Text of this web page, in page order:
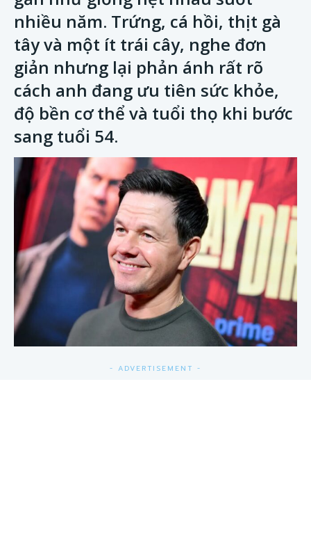
nhiều năm. Trứng, cá hồi, thịt gà
tây và một ít trái cây, nghe đơn
giản nhưng lại phản ánh rất rõ
cách anh đang ưu tiên sức khỏe,
độ bền cơ thể và tuổi thọ khi bước
sang tuổi 54.
- ADVERTISEMENT -